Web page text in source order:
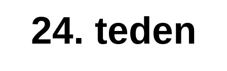
24. teden